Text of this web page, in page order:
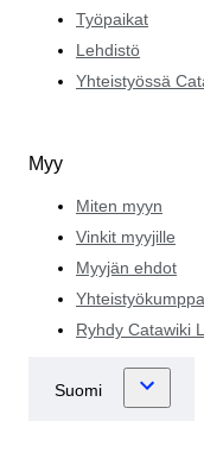
Työpaikat
Lehdistö
Yhteistyössä
Myy
Miten myyn
Vinkit myyjille
Myyjän ehdot
Ryhdy Catawiki